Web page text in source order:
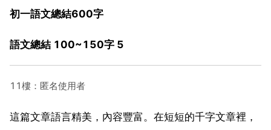
初一語文總結600字
語文總結 100~150字 5
11樓：匿名使用者
這篇文章語言精美，內容豐富。在短短的千字文章裡，